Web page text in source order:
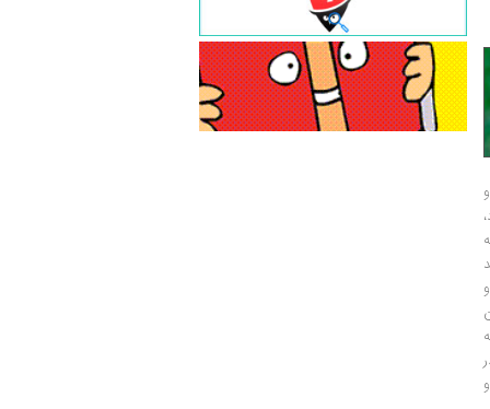
آلمان و پذیرش ریاست دانشگاه
فرایبورگ در دوران هیتلر زیر سایه‌ای «شرم‌آور» قرار می‌گیرد... هایدگر از 1933 تا 1945،
متعدد او اعتقاد داشت که:
همخوانی‌های عمیق و پایداری وجود
گذار به یک «سرآغاز دیگر» می‌دانست...
را می‌توان کاملاً خارج از قلمرو روحی
کارآفرینان و دولتمردان قدرتمند اروپایی
ماشین‌آلات جدید و کارگران مزدی،
سکولاریسم در ساحت خانواده... مصرف
بتوانیم مصرف کنیم... دانشجویان معترض
در دوران پهلوی، درآمد نفت به‌طور